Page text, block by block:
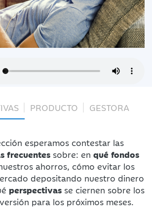
PRODUCTO GESTORA
esperamos contestar las
frecuentessobre: en qué fondos
ahorros, cómo evitar los
depositando nuestro dinero
perspectivasse ciernen sobre los
para los próximos meses.